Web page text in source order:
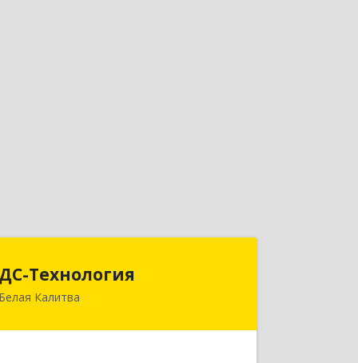
ДС-Технология
Белая Калитва